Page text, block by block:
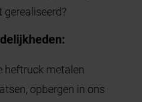
gerealiseerd?
heftruck metalen
opbergen in ons